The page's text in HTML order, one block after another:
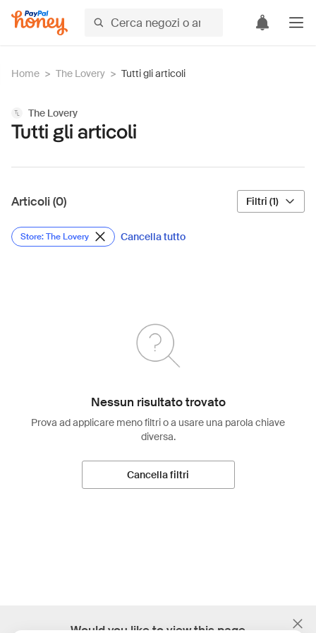
Home > The Lovery > Tutti gli articoli
The Lovery
Tutti gli articoli
Articoli (0) Filtri (1)
Store: The Lovery Cancella tutto
Nessun risultato trovato
Prova ad applicare meno filtri o a usare una parola chiave
diversa.
Cancella filtri